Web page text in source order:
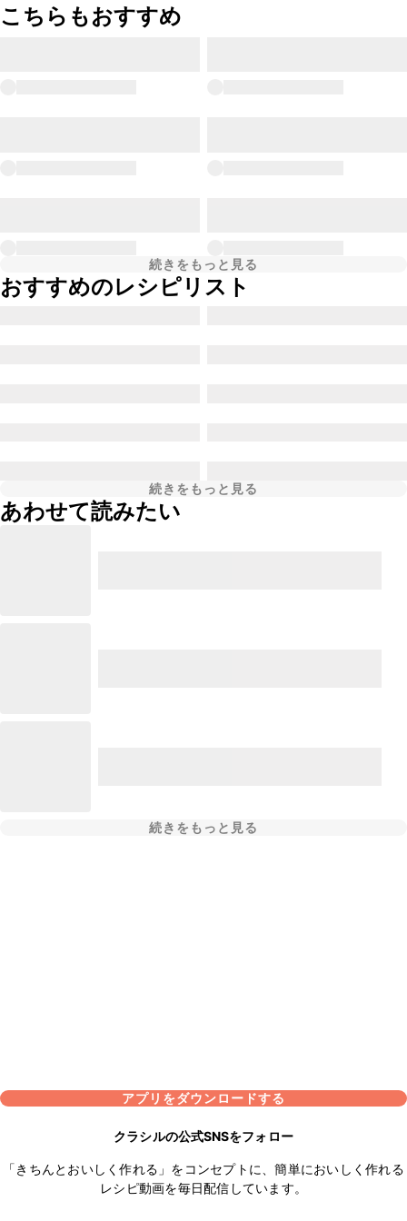
こちらもおすすめ
続きをもっと見る
おすすめのレシピリスト
続きをもっと見る
あわせて読みたい
続きをもっと見る
アプリをダウンロードする
クラシルの公式SNSをフォロー
「きちんとおいしく作れる」をコンセプトに、簡単においしく作れる
レシピ動画を毎日配信しています。